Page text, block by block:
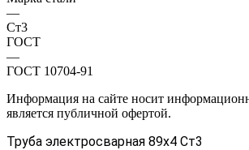
—
Ст3
ГОСТ
—
ГОСТ 10704-91
Информация на сайте носит
является публичной офертой.
Труба электросварная 89х4 Ст3